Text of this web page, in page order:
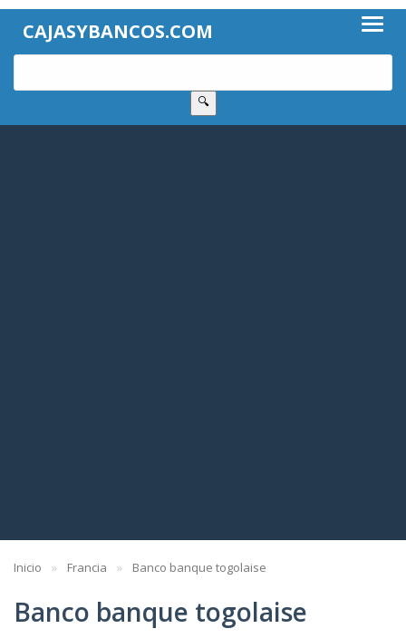
CAJASYBANCOS.COM
🔍
Inicio Francia Banco banque togolaise
Banco banque togolaise